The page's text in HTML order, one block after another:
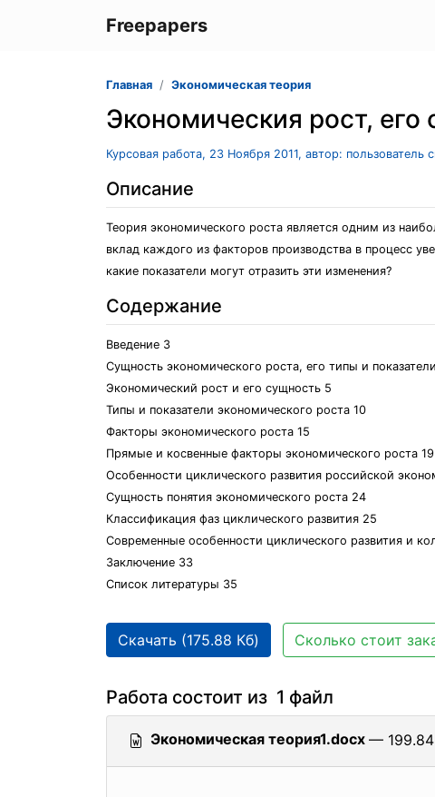
Freepapers
Главная Экономическая теория
Экономическия рост,
Курсовая работа, 23 Ноября 2011, автор: пользователь
Описание
Теория экономического роста является одним из
вклад каждого из факторов производства в процесс
какие показатели могут отразить эти изменения?
Содержание
Введение 3
Сущность экономического роста, его типы и
Экономический рост и его сущность 5
Типы и показатели экономического роста 10
Факторы экономического роста 15
Прямые и косвенные факторы экономического роста 19
Особенности циклического развития российской
Сущность понятия экономического роста 24
Классификация фаз циклического развития 25
Современные особенности циклического развития и
Заключение 33
Список литературы 35
Скачать (175.88 Кб) Сколько стоит
Работа состоит из 1 файл
Экономическая теория1.docx —